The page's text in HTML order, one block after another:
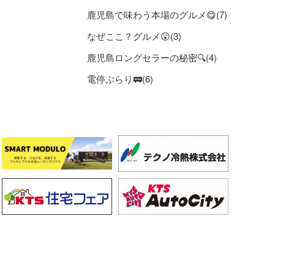
鹿児島で味わう本場のグルメ😋(7)
なぜここ？グルメ😲(3)
鹿児島ロングセラーの秘密🔍(4)
電停ぶらり🚃(6)